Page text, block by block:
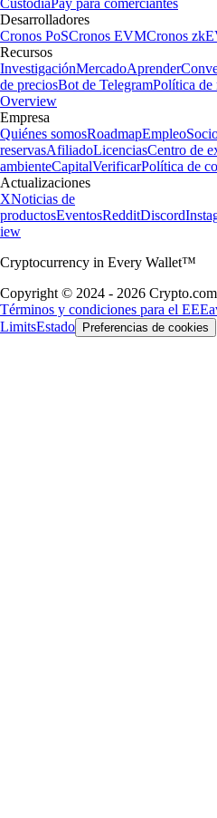
Custodia Pay para comerciantes
Desarrolladores
Cronos PoSCronos EVMCronos
Recursos
InvestigaciónMercadoAprender
de preciosBot de TelegramPolítica de
Overview
Empresa
Quiénes somosRoadmapEmpleo
reservasAfiliadoLicenciasCentro de
ambienteCapitalVerificarPolítica de
Actualizaciones
XNoticias de
productosEventosRedditDiscord
iew
Cryptocurrency in Every Wallet™
Copyright © 2024 - 2026
Términos y condiciones para el EEE
LimitsEstado Preferencias de cookies